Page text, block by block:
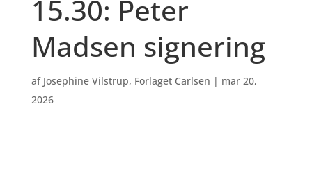
15.30: Peter
Madsen signering
af Josephine Vilstrup, Forlaget Carlsen | mar 20,
2026